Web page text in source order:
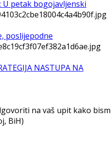
U petak bogojavljenski
poslijepodne
NASTUPA NA
na vaš upit kako
BiH)